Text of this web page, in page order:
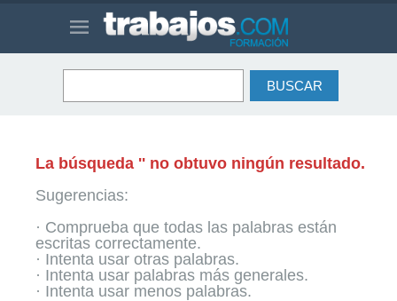
La búsqueda '' no obtuvo ningún resultado.
Sugerencias:
· Comprueba que todas las palabras están
escritas correctamente.
· Intenta usar otras palabras.
· Intenta usar palabras más generales.
· Intenta usar menos palabras.